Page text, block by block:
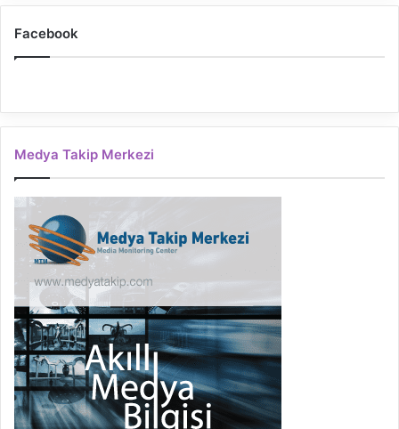
Facebook
Medya Takip Merkezi